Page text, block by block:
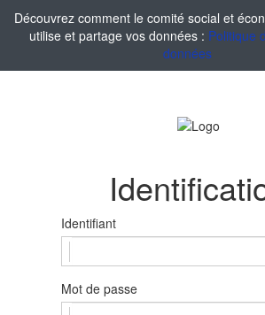
Découvrez comment le comité social et
utilise et partage vos données : Politique
données
Identifiant
Mot de passe